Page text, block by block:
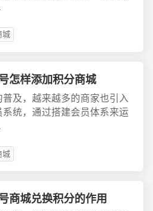
城
怎样添加积分商城
普及，越来越多的商家也引入
系统，通过搭建会员体系来运
城
商城兑换积分的作用